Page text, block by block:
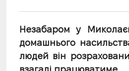
Незабаром у
домашнього
людей він